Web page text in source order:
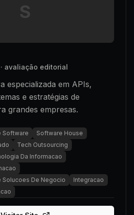
S
· avaliação editorial
especializada em APIs,
e estratégias de
grandes empresas.
Software
Software House
Tech Outsourcing
Da Informacao
Solucoes De Negocio
Integracao